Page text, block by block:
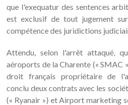
que l'exequatur des sentences
est exclusif de tout jugement
compétence des juridictions
Attendu, selon l'arrêt attaqué,
aéroports de la Charente (« SMAC
droit français propriétaire de
conclu deux contrats avec les
(« Ryanair ») et Airport marketing